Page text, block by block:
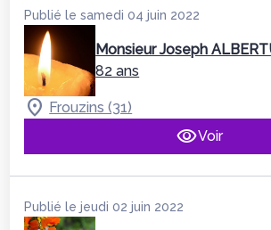
Publié le samedi 04 juin 2022
Monsieur Joseph
82 ans
Frouzins (31)
Voir
Publié le jeudi 02 juin 2022